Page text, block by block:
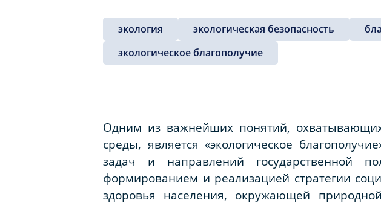
экология экологическая безопасность
экологическое благополучие
Одним из важнейших понятий,
среды, является «экологическое
задач и направлений государственной
формированием и реализацией стратегии
здоровья населения, окружающей